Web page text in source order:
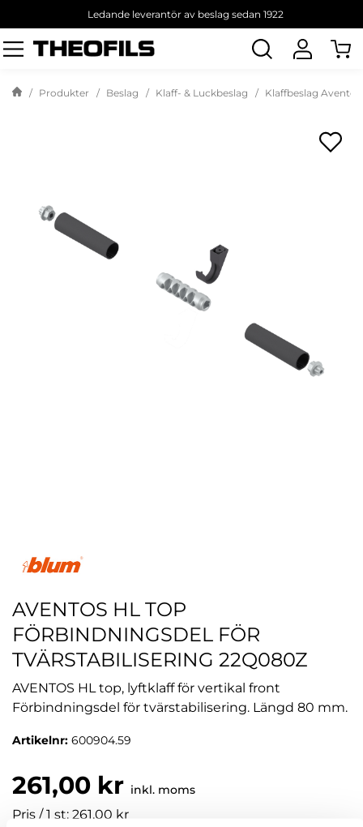
Ledande leverantör av beslag sedan 1922
Sök
produkt
Produkter Beslag Klaff- & Luckbeslag Klaffbeslag
AVENTOS HL TOP
FÖRBINDNINGSDEL FÖR
TVÄRSTABILISERING 22Q080Z
AVENTOS HL top, lyftklaff för vertikal front
Förbindningsdel för tvärstabilisering. Längd 80 mm.
Artikelnr: 600904.59
261,00 kr inkl. moms
Pris / 1 st: 261,00 kr